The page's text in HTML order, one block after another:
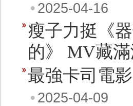
• 2025-04-16
瘦子力挺《
的》 MV藏
最強卡司電
• 2025-04-09